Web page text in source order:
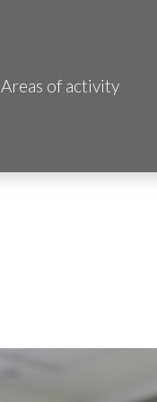
Areas of activity
CDI KB Sp. z o.o.